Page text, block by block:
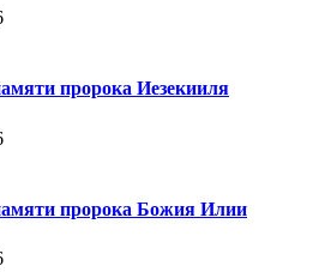
пророка Иезекииля
пророка Божия Илии